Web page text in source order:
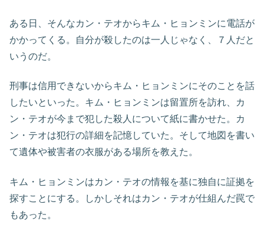
ある日、そんなカン・テオからキム・ヒョンミンに電話が
かかってくる。自分が殺したのは一人じゃなく、７人だと
いうのだ。
刑事は信用できないからキム・ヒョンミンにそのことを話
したいといった。キム・ヒョンミンは留置所を訪れ、カ
ン・テオが今まで犯した殺人について紙に書かせた。カ
ン・テオは犯行の詳細を記憶していた。そして地図を書い
て遺体や被害者の衣服がある場所を教えた。
キム・ヒョンミンはカン・テオの情報を基に独自に証拠を
探すことにする。しかしそれはカン・テオが仕組んだ罠で
もあった。